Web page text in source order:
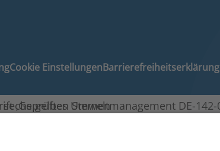
Cookie EinstellungenBarrierefreiheitserklärung